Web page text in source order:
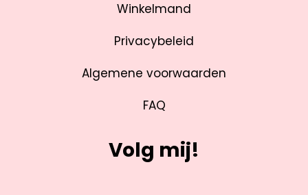
Winkelmand
Privacybeleid
Algemene voorwaarden
FAQ
Volg mij!